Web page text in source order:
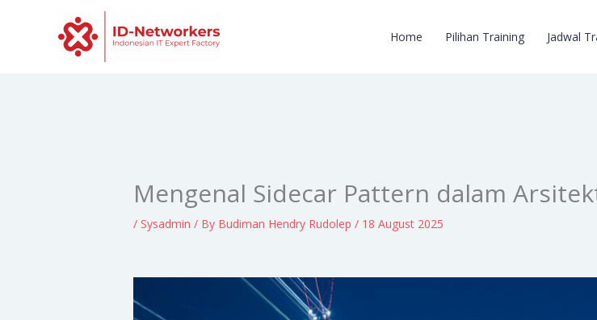
Home Pilihan Training Jadwal
Mengenal Sidecar Pattern dalam
/ Sysadmin / By Budiman Hendry Rudolep/ 18 August 2025